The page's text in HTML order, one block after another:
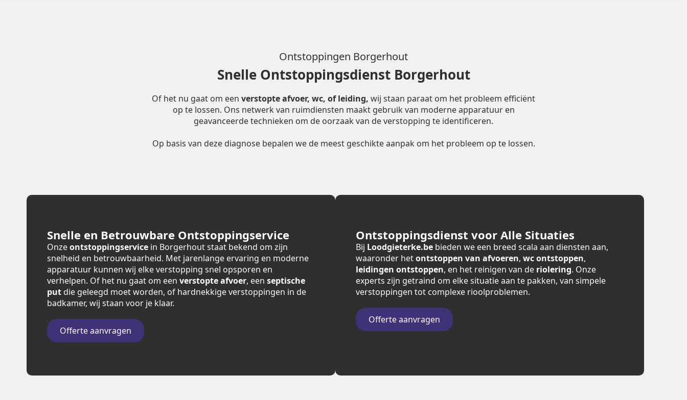
Ontstoppingen Borgerhout
Snelle Ontstoppingsdienst Borgerhout
Of het nu gaat om een verstopte afvoer, wc, of leiding, wij staan paraat om het probleem efficiënt
op te lossen. Ons netwerk van ruimdiensten maakt gebruik van moderne apparatuur en
geavanceerde technieken om de oorzaak van de verstopping te identificeren.
Op basis van deze diagnose bepalen we de meest geschikte aanpak om het probleem op te lossen.
Snelle en Betrouwbare Ontstoppingservice
Onzeontstoppingservice in Borgerhout staat bekend om zijn
snelheid en betrouwbaarheid. Met jarenlange ervaring en moderne
apparatuur kunnen wij elke verstopping snel opsporen en
verhelpen. Of het nu gaat om een verstopte afvoer, een septische
put die geleegd moet worden, of hardnekkige verstoppingen in de
badkamer, wij staan voor je klaar.
Offerte aanvragen
Ontstoppingsdienst voor Alle Situaties
Bij Loodgieterke.be bieden we een breed scala aan diensten aan,
waaronder hetontstoppen van afvoeren, wc ontstoppen,
leidingen ontstoppen, en het reinigen van de riolering. Onze
experts zijn getraind om elke situatie aan te pakken, van simpele
verstoppingen tot complexe rioolproblemen.
Offerte aanvragen